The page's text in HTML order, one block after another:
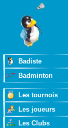
Badiste
Badminton
Les tournois
Les joueurs
Les Clubs